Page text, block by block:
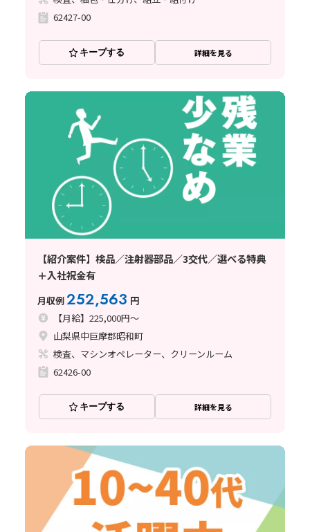
62427-00
キープする 詳細を見る
【紹介案件】検品／注射器部品／3交代／選べる特典
＋入社祝金有
月収例252,563 円
【月給】225,000円～
山梨県中巨摩郡昭和町
検査、マシンオペレーター、クリーンルーム
62426-00
キープする 詳細を見る